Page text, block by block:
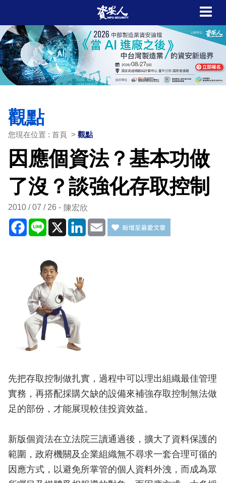
觀點
您現在位置 : 首頁 > 觀點
因應個資法？基本功做
了沒？談強化存取控制
2010 / 07 / 26 陳宏欣
Facebook
Line X LinkedIn
Email
先把存取控制做扎實，過程中可以理出組織最佳管理
實務，再搭配採購欠缺的設備來補強存取控制無法做
足的部份，才能展現較佳投資效益。
新版個資法在立法院三讀通過後，擴大了資料保護的
範圍，政府機關及企業組織無不尋求一套合理可循的
因應方式，以避免所掌管的個人資料外洩，而成為眾